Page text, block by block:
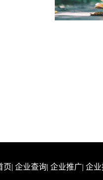
页| 企业查询| 企业推广| 企